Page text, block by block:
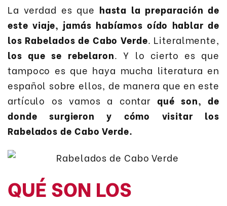
La verdad es que hasta la preparación de
este viaje, jamás habíamos oído hablar de
los Rabelados de Cabo Verde. Literalmente,
los que se rebelaron. Y lo cierto es que
tampoco es que haya mucha literatura en
español sobre ellos, de manera que en este
artículo os vamos a contar qué son, de
donde surgieron y cómo visitar los
Rabelados de Cabo Verde.
QUÉ SON LOS